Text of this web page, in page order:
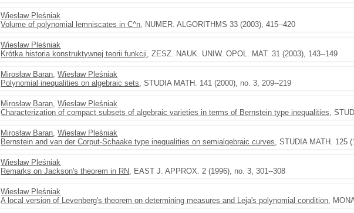
Wiesław Pleśniak
Volume of polynomial lemniscates in C^n, NUMER. ALGORITHMS 33 (2003), 415--420
Wiesław Pleśniak
Krótka historia konstruktywnej teorii funkcji, ZESZ. NAUK. UNIW. OPOL. MAT. 31 (2003), 143--149
Mirosław Baran,Wiesław Pleśniak
Polynomial inequalities on algebraic sets, STUDIA MATH. 141 (2000), no. 3, 209--219
Mirosław Baran,Wiesław Pleśniak
Characterization of compact subsets of algebraic varieties in terms of Bernstein type inequalities,
Mirosław Baran,Wiesław Pleśniak
Bernstein and van der Corput-Schaake type inequalities on semialgebraic curves, STUDIA MATH. 125
Wiesław Pleśniak
Remarks on Jackson's theorem in RN, EAST J. APPROX. 2 (1996), no. 3, 301--308
Wiesław Pleśniak
A local version of Levenberg's theorem on determining measures and Leja's polynomial condition,